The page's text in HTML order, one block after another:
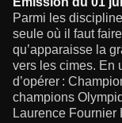
Parmi les
seule où il faut
qu’apparaisse la
vers les cimes. En
d’opérer :
champions
Laurence Fournier